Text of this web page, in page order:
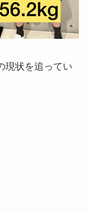
現状を追ってい